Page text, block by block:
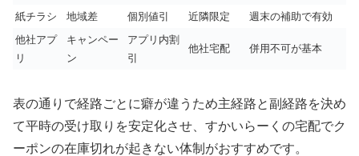
紙チラシ
地域差 個別値引 近隣限定
週末の補助で有効
他社アプ
リ
キャンペー
ン
アプリ内割
引
他社宅配 併用不可が基本
表の通りで経路ごとに癖が違うため主経路と副経路を決め
て平時の受け取りを安定化させ、すかいらーくの宅配でク
ーポンの在庫切れが起きない体制がおすすめです。